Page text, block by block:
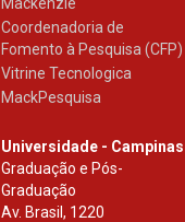
Coordenadoria de
Fomento à Pesquisa (CFP)
Vitrine Tecnologica
MackPesquisa
Universidade - Campinas
Graduação e Pós-
Graduação
Av. Brasil, 1220